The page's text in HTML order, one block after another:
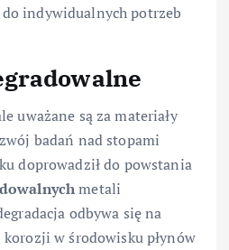
indywidualnych potrzeb
uważane są za materiały
badań nad stopami
doprowadził do powstania
metali
odbywa się na
w środowisku płynów